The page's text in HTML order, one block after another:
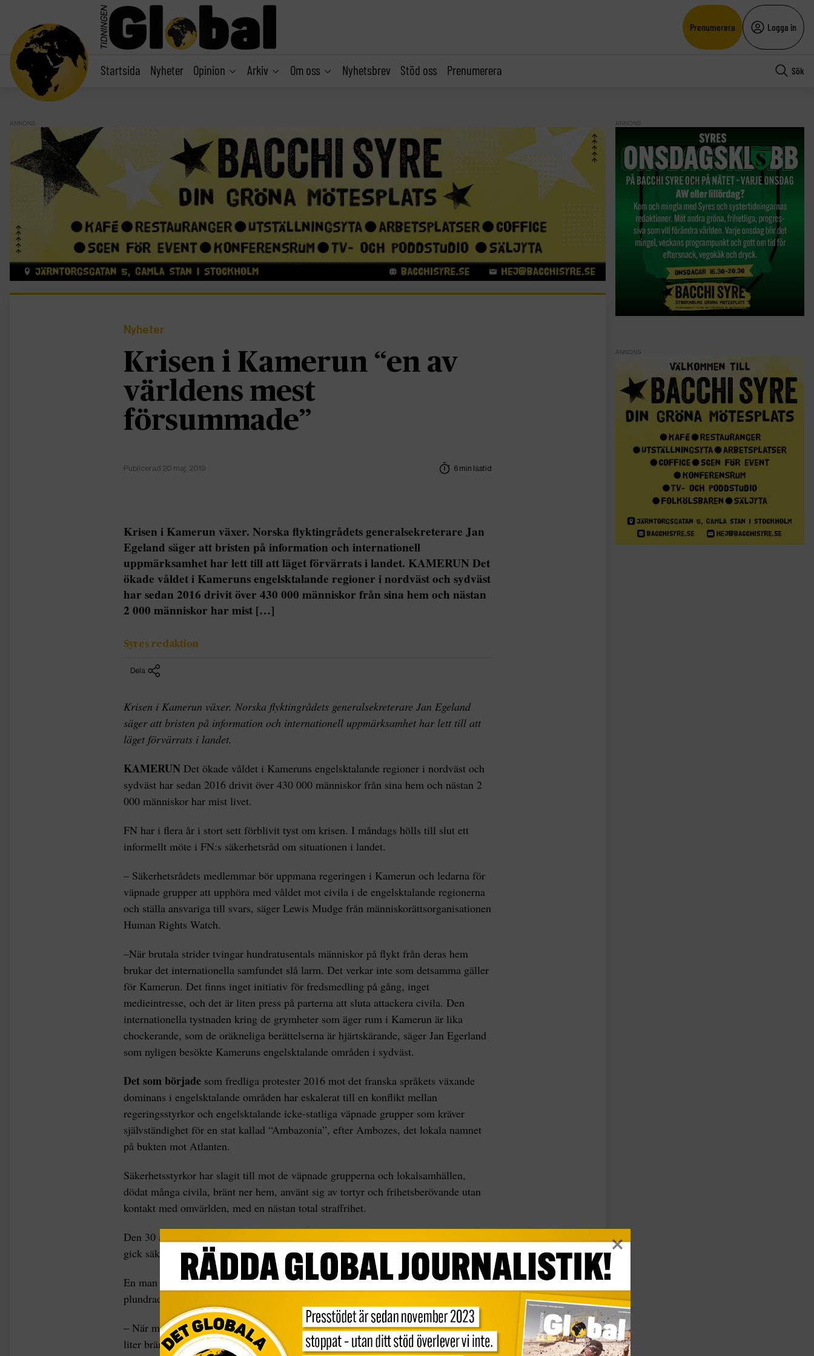
Prenumerera Logga in
Startsida Nyheter Opinion Arkiv Om oss Nyhetsbrev Stöd oss Prenumerera Sök
ANNONS
Nyheter
Krisen i Kamerun “en av
världens mest
försummade”
Publicerad 20 maj, 2019 6 min lästid
Krisen i Kamerun växer. Norska flyktingrådets generalsekreterare Jan
Egeland säger att bristen på information och internationell
uppmärksamhet har lett till att läget förvärrats i landet. KAMERUN Det
ökade våldet i Kameruns engelsktalande regioner i nordväst och sydväst
har sedan 2016 drivit över 430 000 människor från sina hem och nästan
2 000 människor har mist […]
Syres redaktion
Dela
Krisen i Kamerun växer. Norska flyktingrådets generalsekreterare Jan Egeland
säger att bristen på information och internationell uppmärksamhet har lett till att
läget förvärrats i landet.
KAMERUN Det ökade våldet i Kameruns engelsktalande regioner i nordväst och
sydväst har sedan 2016 drivit över 430 000 människor från sina hem och nästan 2
000 människor har mist livet.
FN har i flera år i stort sett förblivit tyst om krisen. I måndags hölls till slut ett
informellt möte i FN:s säkerhetsråd om situationen i landet.
– Säkerhetsrådets medlemmar bör uppmana regeringen i Kamerun och ledarna för
väpnade grupper att upphöra med våldet mot civila i de engelsktalande regionerna
och ställa ansvariga till svars, säger Lewis Mudge från människorättsorganisationen
Human Rights Watch.
–När brutala strider tvingar hundratusentals människor på flykt från deras hem
brukar det internationella samfundet slå larm. Det verkar inte som detsamma gäller
för Kamerun. Det finns inget initiativ för fredsmedling på gång, inget
medieintresse, och det är liten press på parterna att sluta attackera civila. Den
internationella tystnaden kring de grymheter som äger rum i Kamerun är lika
chockerande, som de oräkneliga berättelserna är hjärtskärande, säger Jan Egerland
som nyligen besökte Kameruns engelsktalande områden i sydväst.
Det som började som fredliga protester 2016 mot det franska språkets växande
dominans i engelsktalande områden har eskalerat till en konflikt mellan
regeringsstyrkor och engelsktalande icke-statliga väpnade grupper som kräver
självständighet för en stat kallad “Ambazonia”, efter Ambozes, det lokala namnet
på bukten mot Atlanten.
Säkerhetsstyrkor har slagit till mot de väpnade grupperna och lokalsamhällen,
dödat många civila, bränt ner hem, använt sig av tortyr och frihetsberövande utan
kontakt med omvärlden, med en nästan total straffrihet.
Den 30 april dödade soldater en 16-årig pojke i byn Kikaikelaki. Enligt vittnen
gick säkerhetsstyrkor in i byn och började skjuta urskillningslöst.
En man berättar för Human Rights Watch att regeringsstyrkor brände ner och
plundrade elva hem i byn.
‒ När militären kom gömde jag mig för att skydda mig. Jag såg hur de stal flera
liter bränsle från en butik och satte eld på hela min gård. Allt jag hade är borta.
ANNONS
ANNONS